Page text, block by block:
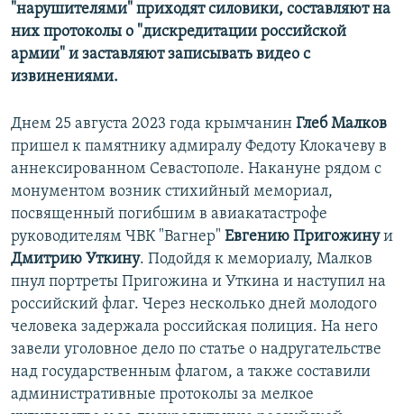
"нарушителями" приходят силовики, составляют на
них протоколы о "дискредитации российской
армии" и заставляют записывать видео с
извинениями.
Днем 25 августа 2023 года крымчанин Глеб Малков
пришел к памятнику адмиралу Федоту Клокачеву в
аннексированном Севастополе. Накануне рядом с
монументом возник стихийный мемориал,
посвященный погибшим в авиакатастрофе
руководителям ЧВК "Вагнер" Евгению Пригожинуи
Дмитрию Уткину. Подойдя к мемориалу, Малков
пнул портреты Пригожина и Уткина и наступил на
российский флаг. Через несколько дней молодого
человека задержала российская полиция. На него
завели уголовное дело по статье о надругательстве
над государственным флагом, а также составили
административные протоколы за мелкое